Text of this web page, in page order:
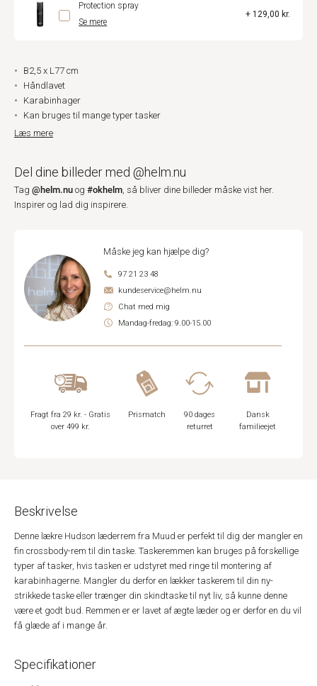
Protection spray
Se mere
+ 129,00 kr.
B2,5 x L77 cm
Håndlavet
Karabinhager
Kan bruges til mange typer tasker
Læs mere
Del dine billeder med @helm.nu
Tag @helm.nu og #okhelm, så bliver dine billeder måske vist her.
Inspirer og lad dig inspirere.
Måske jeg kan hjælpe dig?
97 21 23 48
kundeservice@helm.nu
Chat med mig
Mandag-fredag: 9.00-15.00
Fragt fra 29 kr. - Gratis
over 499 kr.
Prismatch
90 dages
returret
Dansk
familieejet
Beskrivelse
Denne lækre Hudson læderrem fra Muud er perfekt til dig der mangler en
fin crossbody-rem til din taske. Taskeremmen kan bruges på forskellige
typer af tasker, hvis tasken er udstyret med ringe til montering af
karabinhagerne. Mangler du derfor en lækker taskerem til din ny-
strikkede taske eller trænger din skindtaske til nyt liv, så kunne denne
være et godt bud. Remmen er er lavet af ægte læder og er derfor en du vil
få glæde af i mange år.
Specifikationer